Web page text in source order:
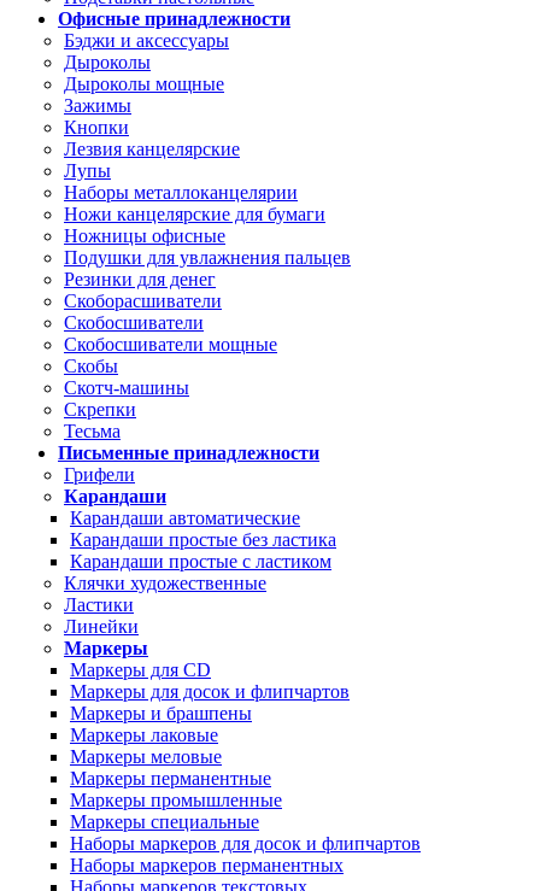
Офисные принадлежности
Бэджи и аксессуары
Дыроколы
Дыроколы мощные
Зажимы
Кнопки
Лезвия канцелярские
Лупы
Наборы металлоканцелярии
Ножи канцелярские для бумаги
Ножницы офисные
Подушки для увлажнения пальцев
Резинки для денег
Скоборасшиватели
Скобосшиватели
Скобосшиватели мощные
Скобы
Скотч-машины
Скрепки
Тесьма
Письменные принадлежности
Грифели
Карандаши
Карандаши автоматические
Карандаши простые без ластика
Карандаши простые с ластиком
Клячки художественные
Ластики
Линейки
Маркеры
Маркеры для CD
Маркеры для досок и флипчартов
Маркеры и брашпены
Маркеры лаковые
Маркеры меловые
Маркеры перманентные
Маркеры промышленные
Маркеры специальные
Наборы маркеров для досок и флипчартов
Наборы маркеров перманентных
Наборы маркеров текстовых